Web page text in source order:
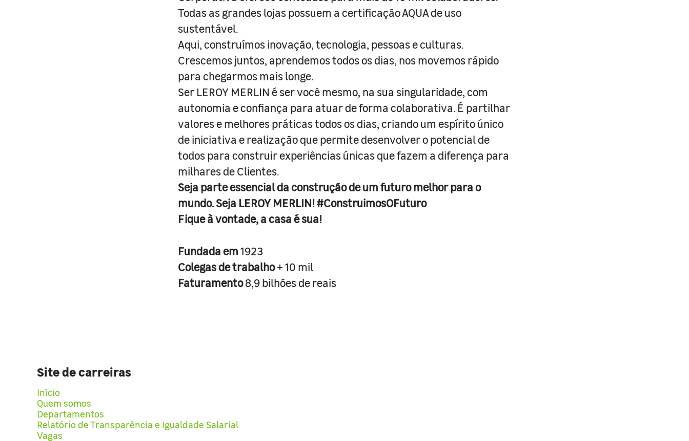
Todas as grandes lojas possuem a certificação AQUA de uso
sustentável.
Aqui, construímos inovação, tecnologia, pessoas e culturas.
Crescemos juntos, aprendemos todos os dias, nos movemos rápido
para chegarmos mais longe.
Ser LEROY MERLIN é ser você mesmo, na sua singularidade, com
autonomia e confiança para atuar de forma colaborativa. É partilhar
valores e melhores práticas todos os dias, criando um espírito único
de iniciativa e realização que permite desenvolver o potencial de
todos para construir experiências únicas que fazem a diferença para
milhares de Clientes.
Seja parte essencial da construção de um futuro melhor para o
mundo. Seja LEROY MERLIN! #ConstruimosOFuturo
Fique à vontade, a casa é sua!
Fundada em1923
Colegas de trabalho+ 10 mil
Faturamento8,9 bilhões de reais
Site de carreiras
Início
Quem somos
Departamentos
Relatório de Transparência e Igualdade Salarial
Vagas